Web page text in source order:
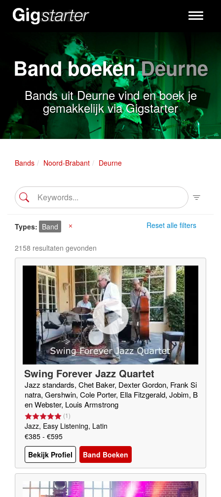
Toggle
Band boekenDeurne
Bands uit Deurne vind en boek je
gemakkelijk via Gigstarter
Bands Noord-Brabant Deurne
Reset alle filters
Types Band
2158 resultaten gevonden
Swing Forever Jazz Quartet
Jazz standards, Chet Baker, Dexter Gordon, Frank Si
natra, Gershwin, Cole Porter, Ella Fitzgerald, Jobim, B
en Webster, Louis Armstrong
(1)
Jazz, Easy Listening, Latin
€385 - €595
Bekijk Profiel
Band Boeken